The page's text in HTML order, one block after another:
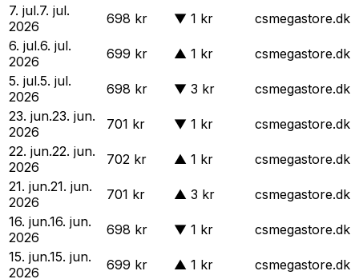
7. jul.7. jul.
2026
698 kr ▼ 1 kr
csmegastore.dk
6. jul.6. jul.
2026
699 kr ▲ 1 kr
csmegastore.dk
5. jul.5. jul.
2026
698 kr ▼ 3 kr
csmegastore.dk
23. jun.23. jun.
2026
701 kr ▼ 1 kr
csmegastore.dk
22. jun.22. jun.
2026
702 kr ▲ 1 kr
csmegastore.dk
21. jun.21. jun.
2026
701 kr ▲ 3 kr
csmegastore.dk
16. jun.16. jun.
2026
698 kr ▼ 1 kr
csmegastore.dk
15. jun.15. jun.
2026
699 kr ▲ 1 kr
csmegastore.dk